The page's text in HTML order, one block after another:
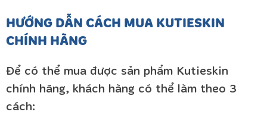
HƯỚNG DẪN CÁCH MUA KUTIESKIN
CHÍNH HÃNG
Để có thể mua được sản phẩm Kutieskin
chính hãng, khách hàng có thể làm theo 3
cách: